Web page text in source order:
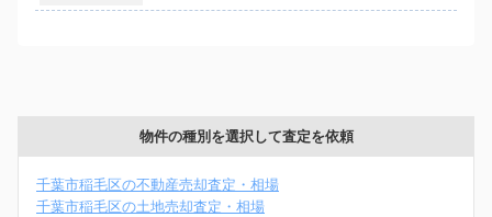
物件の種別を選択して査定を依頼
千葉市稲毛区の不動産売却査定・相場
千葉市稲毛区の土地売却査定・相場